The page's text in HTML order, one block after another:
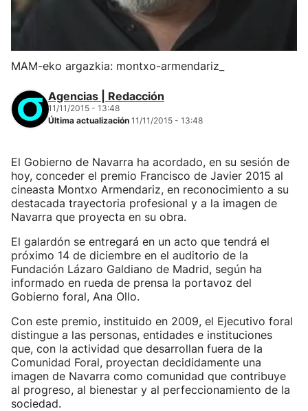
MAM-eko argazkia: montxo-armendariz_
Agencias | Redacción
11/11/2015 - 13:48
Última actualización 11/11/2015 - 13:48
El Gobierno de Navarra ha acordado, en su sesión de
hoy, conceder el premio Francisco de Javier 2015 al
cineasta Montxo Armendariz, en reconocimiento a su
destacada trayectoria profesional y a la imagen de
Navarra que proyecta en su obra.
El galardón se entregará en un acto que tendrá el
próximo 14 de diciembre en el auditorio de la
Fundación Lázaro Galdiano de Madrid, según ha
informado en rueda de prensa la portavoz del
Gobierno foral, Ana Ollo.
Con este premio, instituido en 2009, el Ejecutivo foral
distingue a las personas, entidades e instituciones
que, con la actividad que desarrollan fuera de la
Comunidad Foral, proyectan decididamente una
imagen de Navarra como comunidad que contribuye
al progreso, al bienestar y al perfeccionamiento de la
sociedad.